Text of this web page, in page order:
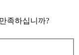
족하십니까?